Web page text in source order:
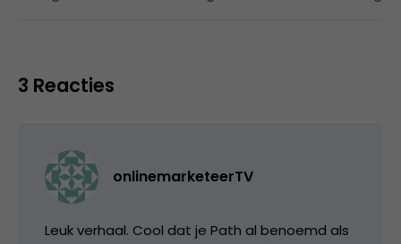
3 Reacties
onlinemarketeerTV
Leuk verhaal. Cool dat je Path al benoemd als